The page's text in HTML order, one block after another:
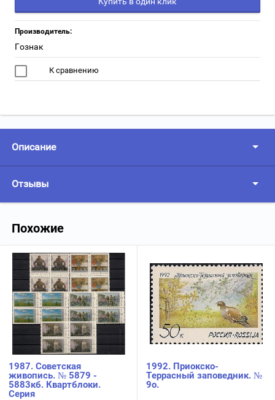
Производитель:
Гознак
К сравнению
Описание
Отзывы
Похожие
1987. Советская
живопись. № 5879 -
5883кб. Квартблоки.
Серия
1992. Приокско-
Террасный заповедник. №
9о.